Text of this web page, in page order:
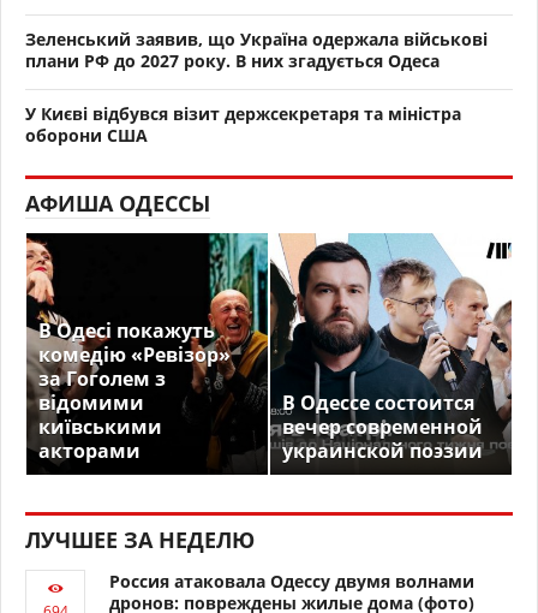
Зеленський заявив, що Україна одержала військові
плани РФ до 2027 року. В них згадується Одеса
У Києві відбувся візит держсекретаря та міністра
оборони США
АФИША ОДЕССЫ
В Одесі покажуть
комедію «Ревізор»
за Гоголем з
відомими
київськими
акторами
В Одессе состоится
вечер современной
украинской поэзии
ЛУЧШЕЕ ЗА НЕДЕЛЮ
Россия атаковала Одессу двумя волнами
дронов: повреждены жилые дома (фото)